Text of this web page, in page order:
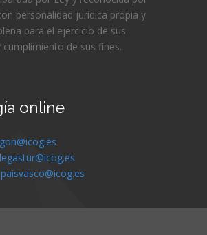
personalidad jurídica propia y
para el ejercicio de sus
cumplimiento de sus fines.
online
paisvasco@icog.es